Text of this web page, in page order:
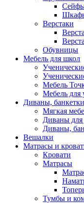
Верстаки
Обувницы
Мебель для школ
Мебель
Мебель для
Диваны,
Мягкая
Диваны для
Диваны,
Вешалки
Матрасы и
Кровати
Матрасы
Тумбы и